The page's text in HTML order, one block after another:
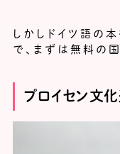
しかしドイツ語の
で、まずは無料の
プロイセン文